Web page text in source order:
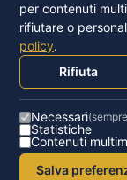
Ho letto e
© FONDAZIONE
per contenuti
rifiutare o
policy.
Rifiuta
Necessari
Statistiche
Contenuti
Salva